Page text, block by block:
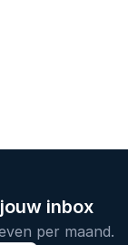
inbox
per maand.